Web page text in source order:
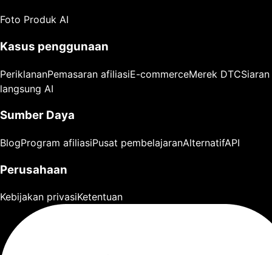
Foto Produk AI
Kasus penggunaan
PeriklananPemasaran afiliasiE-commerceMerek DTCSiaran
langsung AI
Sumber Daya
BlogProgram afiliasiPusat pembelajaranAlternatifAPI
Perusahaan
Kebijakan privasiKetentuan